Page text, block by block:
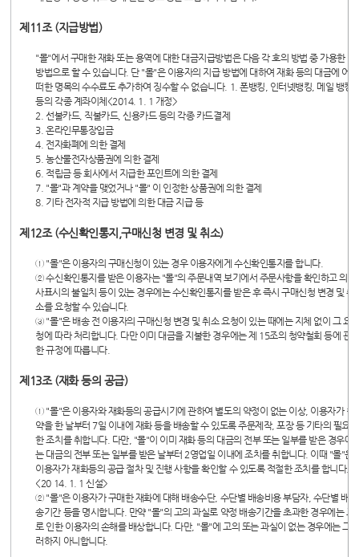
제11조 (지급방법)
"몰"에서 구매한 재화 또는 용역에 대한 대금지급방법은 다음 각 호의 방법 중 가용한
방법으로 할 수 있습니다. 단 "몰"은 이용자의 지급 방법에 대하여 재화 등의 대금에 어
떠한 명목의 수수료도 추가하여 징수할 수 없습니다. 1. 폰뱅킹, 인터넷뱅킹, 메일 뱅킹
등의 각종 계좌이체<2014. 1. 1 개정>
2. 선불카드, 직불카드, 신용카드 등의 각종 카드결제
3. 온라인무통장입금
4. 전자화폐에 의한 결제
5. 농산물전자상품권에 의한 결제
6. 적립금 등 회사에서 지급한 포인트에 의한 결제
7. "몰"과 계약을 맺었거나 "몰" 이 인정한 상품권에 의한 결제
8. 기타 전자적 지급 방법에 의한 대금 지급 등
제12조 (수신확인통지,구매신청 변경 및 취소)
① "몰"은 이용자의 구매신청이 있는 경우 이용자에게 수신확인통지를 합니다.
② 수신확인통지를 받은 이용자는 "몰"의 주문내역 보기에서 주문사항을 확인하고 의
사표시의 불일치 등이 있는 경우에는 수신확인통지를 받은 후 즉시 구매신청 변경 및 취
소를 요청할 수 있습니다.
③ "몰"은 배송 전 이용자의 구매신청 변경 및 취소 요청이 있는 때에는 지체 없이 그 요
청에 따라 처리합니다. 다만 이미 대금을 지불한 경우에는 제 15조의 청약철회 등에 관
한 규정에 따릅니다.
제13조 (재화 등의 공급)
① "몰"은 이용자와 재화등의 공급시기에 관하여 별도의 약정이 없는 이상, 이용자가 청
약을 한 날부터 7일 이내에 재화 등을 배송할 수 있도록 주문제작, 포장 등 기타의 필요
한 조치를 취합니다. 다만, "몰"이 이미 재화 등의 대금의 전부 또는 일부를 받은 경우에
는 대금의 전부 또는 일부를 받은 날부터 2영업일 이내에 조치를 취합니다. 이때 "몰"은
이용자가 재화등의 공급 절차 및 진행 사항을 확인할 수 있도록 적절한 조치를 합니다.
<20 14. 1. 1 신설>
② "몰"은 이용자가 구매한 재화에 대해 배송수단, 수단별 배송비용 부담자, 수단별 배
송기간 등을 명시합니다. 만약 "몰"의 고의 과실로 약정 배송기간을 초과한 경우에는 그
로 인한 이용자의 손해를 배상합니다. 다만, "몰"에 고의 또는 과실이 없는 경우에는 그
러하지 아니합니다.